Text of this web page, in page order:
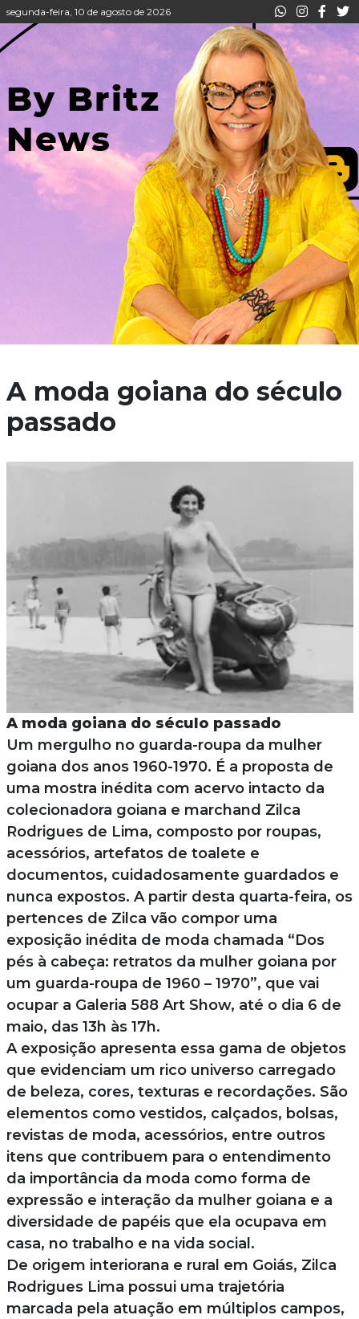
segunda-feira, 10 de agosto de 2026
A moda goiana do século
passado
A moda goiana do século passado
Um mergulho no guarda-roupa da mulher
goiana dos anos 1960-1970. É a proposta de
uma mostra inédita com acervo intacto da
colecionadora goiana e marchand Zilca
Rodrigues de Lima, composto por roupas,
acessórios, artefatos de toalete e
documentos, cuidadosamente guardados e
nunca expostos. A partir desta quarta-feira, os
pertences de Zilca vão compor uma
exposição inédita de moda chamada “Dos
pés à cabeça: retratos da mulher goiana por
um guarda-roupa de 1960 – 1970”, que vai
ocupar a Galeria 588 Art Show, até o dia 6 de
maio, das 13h às 17h.
A exposição apresenta essa gama de objetos
que evidenciam um rico universo carregado
de beleza, cores, texturas e recordações. São
elementos como vestidos, calçados, bolsas,
revistas de moda, acessórios, entre outros
itens que contribuem para o entendimento
da importância da moda como forma de
expressão e interação da mulher goiana e a
diversidade de papéis que ela ocupava em
casa, no trabalho e na vida social.
De origem interiorana e rural em Goiás, Zilca
Rodrigues Lima possui uma trajetória
marcada pela atuação em múltiplos campos,